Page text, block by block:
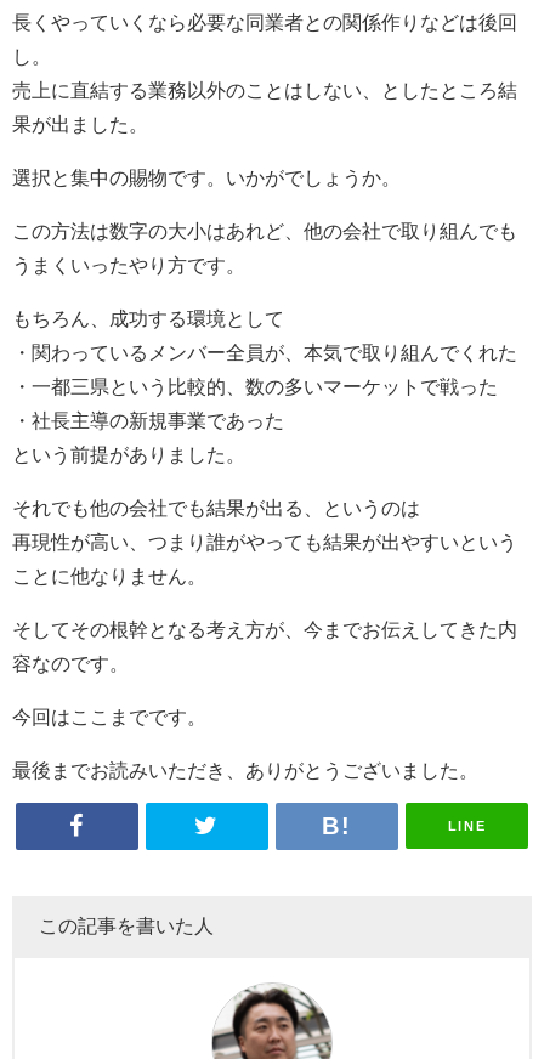
長くやっていくなら必要な同業者との関係作りなどは後回
し。
売上に直結する業務以外のことはしない、としたところ結
果が出ました。
選択と集中の賜物です。いかがでしょうか。
この方法は数字の大小はあれど、他の会社で取り組んでも
うまくいったやり方です。
もちろん、成功する環境として
・関わっているメンバー全員が、本気で取り組んでくれた
・一都三県という比較的、数の多いマーケットで戦った
・社長主導の新規事業であった
という前提がありました。
それでも他の会社でも結果が出る、というのは
再現性が高い、つまり誰がやっても結果が出やすいという
ことに他なりません。
そしてその根幹となる考え方が、今までお伝えしてきた内
容なのです。
今回はここまでです。
最後までお読みいただき、ありがとうございました。
LINE
この記事を書いた人